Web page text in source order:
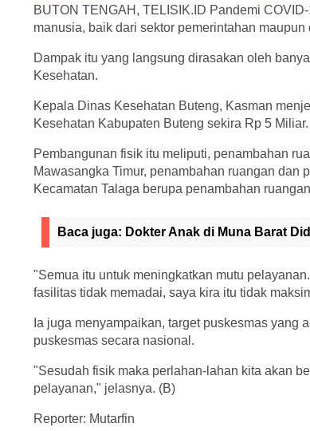
BUTON TENGAH, TELISIK.ID Pandemi
manusia, baik dari sektor pemerintahan maupun
Dampak itu yang langsung dirasakan oleh
Kesehatan.
Kepala Dinas Kesehatan Buteng, Kasman
Kesehatan Kabupaten Buteng sekira Rp 5 Miliar.
Pembangunan fisik itu meliputi, penambahan
Mawasangka Timur, penambahan ruangan dan
Kecamatan Talaga berupa penambahan
Baca juga: Dokter Anak di Muna Barat
"Semua itu untuk meningkatkan mutu
fasilitas tidak memadai, saya kira itu tidak
Ia juga menyampaikan, target puskesmas yang
puskesmas secara nasional.
"Sesudah fisik maka perlahan-lahan kita akan
pelayanan," jelasnya. (B)
Reporter: Mutarfin